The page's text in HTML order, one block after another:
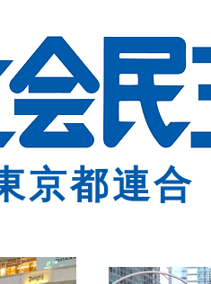
京都連合